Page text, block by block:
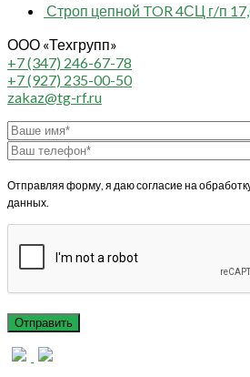
Строп цепной TOR 4СЦ г/п
ООО «Техгрупп»
+7 (347) 246-67-78
+7 (927) 235-00-50
zakaz@tg-rf.ru
Отправляя форму, я даю согласие на
данных.